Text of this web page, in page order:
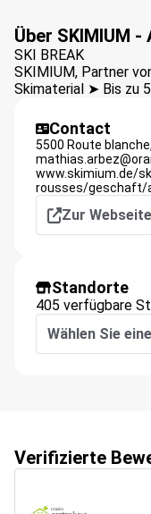
Über SKIMIUM -
SKI BREAK
SKIMIUM, Partner
Skimaterial ➤ Bis zu
Contact
5500 Route blanche,
www.skimium.de/
rousses/geschaft/
Zur Webseite
Standorte
405 verfügbare
Wählen Sie
Verifizierte